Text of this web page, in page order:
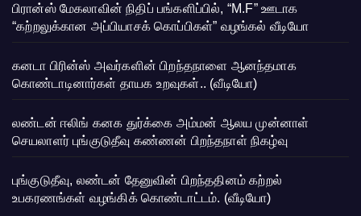
பிரான்ஸ் மேகலாவின் நிதிப் பங்களிப்பில், “M.F” ஊடாக
“கற்றலுக்கான அப்பியாசக் கொப்பிகள்” வழங்கல் வீடியோ
கனடா பிரின்ஸ் அவர்களின் பிறந்தநாளை ஆனந்தமாக
கொண்டாடினார்கள் தாயக உறவுகள்.. (வீடியோ)
லண்டன் ஈலிங் கனக துர்க்கை அம்மன் ஆலய முன்னாள்
செயலாளர் புங்குடுதீவு கண்ணன் பிறந்தநாள் நிகழ்வு
புங்குடுதீவு, லண்டன் தேனுவின் பிறந்ததினம் கற்றல்
உபகரணங்கள் வழங்கிக் கொண்டாட்டம். (வீடியோ)